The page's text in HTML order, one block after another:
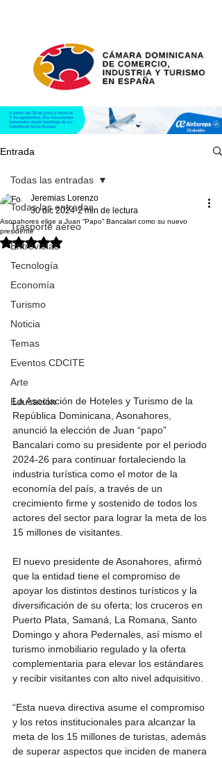
Entrada
Todas las entradas
Trasporte aéreo
Entrevistas
Tecnología
Economía
Turismo
Noticia
Temas
Eventos CDCITE
Arte
Educación
Todas las entradas
Asonahores elige a Juan “Papo” Bancalari como su nuevo
presidente
Jeremias Lorenzo
30 dic 2024 2 min de lectura
Obtuvo NaN de 5 estrellas.
La Asociación de Hoteles y Turismo de la
República Dominicana, Asonahores,
anunció la elección de Juan “papo”
Bancalari como su presidente por el periodo
2024-26 para continuar fortaleciendo la
industria turística como el motor de la
economía del país, a través de un
crecimiento firme y sostenido de todos los
actores del sector para lograr la meta de los
15 millones de visitantes.
El nuevo presidente de Asonahores, afirmó
que la entidad tiene el compromiso de
apoyar los distintos destinos turísticos y la
diversificación de su oferta; los cruceros en
Puerto Plata, Samaná, La Romana, Santo
Domingo y ahora Pedernales, así mismo el
turismo inmobiliario regulado y la oferta
complementaria para elevar los estándares
y recibir visitantes con alto nivel adquisitivo.
“Esta nueva directiva asume el compromiso
y los retos institucionales para alcanzar la
meta de los 15 millones de turistas, además
de superar aspectos que inciden de manera